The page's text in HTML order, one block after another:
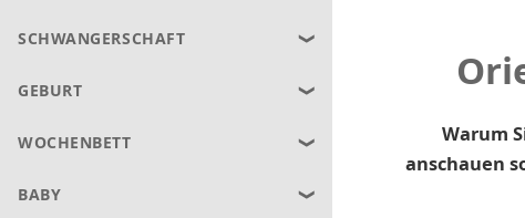
SCHWANGERSCHAFT
GEBURT
WOCHENBETT
BABY
Warum
anschauen